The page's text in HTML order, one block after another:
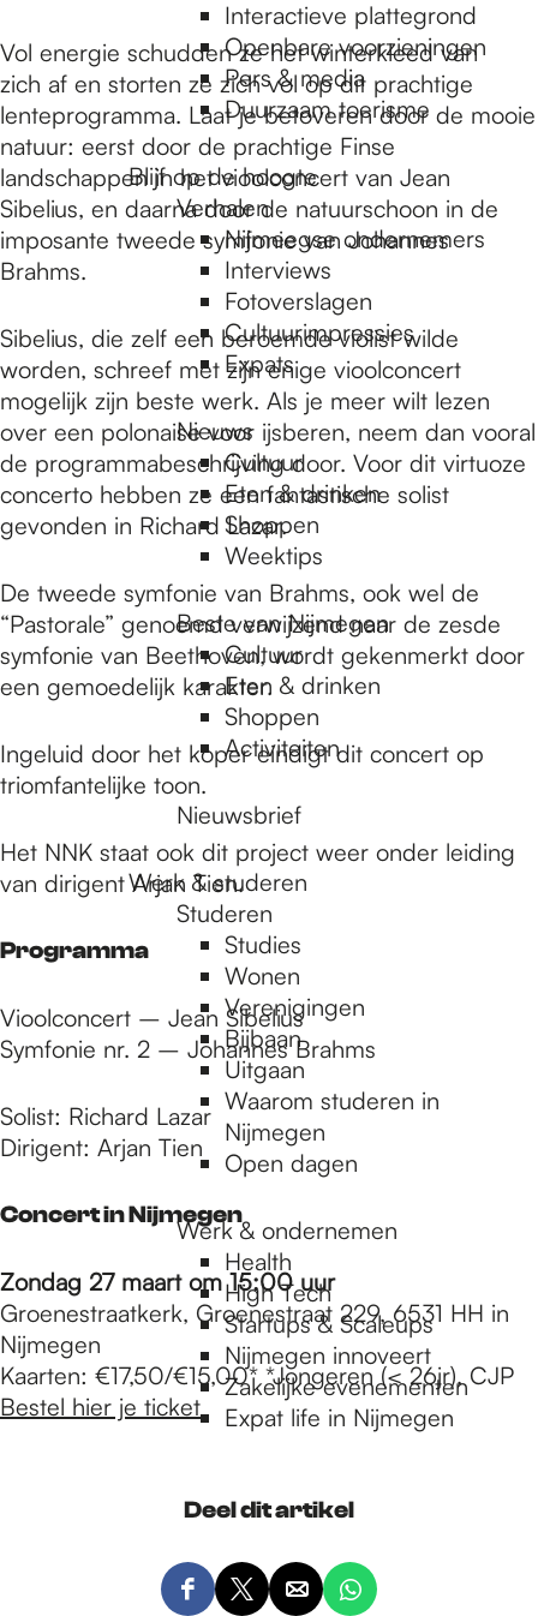
Interactieve plattegrond
Openbare voorzieningen
Pers & media
Duurzaam toerisme
Blijf op de hoogte
Verhalen
Nijmeegse ondernemers
Interviews
Fotoverslagen
Cultuurimpressies
Expats
Nieuws
Cultuur
Eten & drinken
Shoppen
Weektips
Beste van Nijmegen
Cultuur
Eten & drinken
Shoppen
Activiteiten
Nieuwsbrief
Werk & studeren
Studeren
Studies
Wonen
Verenigingen
Bijbaan
Uitgaan
Waarom studeren in
Nijmegen
Open dagen
Werk & ondernemen
Health
High Tech
Startups & Scaleups
Nijmegen innoveert
Zakelijke evenementen
Expat life in Nijmegen
Vol energie schudden ze het winterkleed van
zich af en storten ze zich vol op dit prachtige
lenteprogramma. Laat je betoveren door de mooie
natuur: eerst door de prachtige Finse
landschappen in het vioolconcert van Jean
Sibelius, en daarna door de natuurschoon in de
imposante tweede symfonie van Johannes
Brahms.
Sibelius, die zelf een beroemde violist wilde
worden, schreef met zijn enige vioolconcert
mogelijk zijn beste werk. Als je meer wilt lezen
over een polonaise voor ijsberen, neem dan vooral
de programmabeschrijving door. Voor dit virtuoze
concerto hebben ze een fantastische solist
gevonden in Richard Lazar.
De tweede symfonie van Brahms, ook wel de
“Pastorale” genoemd verwijzend naar de zesde
symfonie van Beethoven, wordt gekenmerkt door
een gemoedelijk karakter.
Ingeluid door het koper eindigt dit concert op
triomfantelijke toon.
Het NNK staat ook dit project weer onder leiding
van dirigent Arjan Tien.
Programma
Vioolconcert – Jean Sibelius
Symfonie nr. 2 – Johannes Brahms
Solist: Richard Lazar
Dirigent: Arjan Tien
Concert in Nijmegen
Zondag 27 maart om 15:00 uur
Groenestraatkerk, Groenestraat 229, 6531 HH in
Nijmegen
Kaarten: €17,50/€15,00* *Jongeren (< 26jr), CJP
Bestel hier je ticket
Deel dit artikel
D
D
D
D